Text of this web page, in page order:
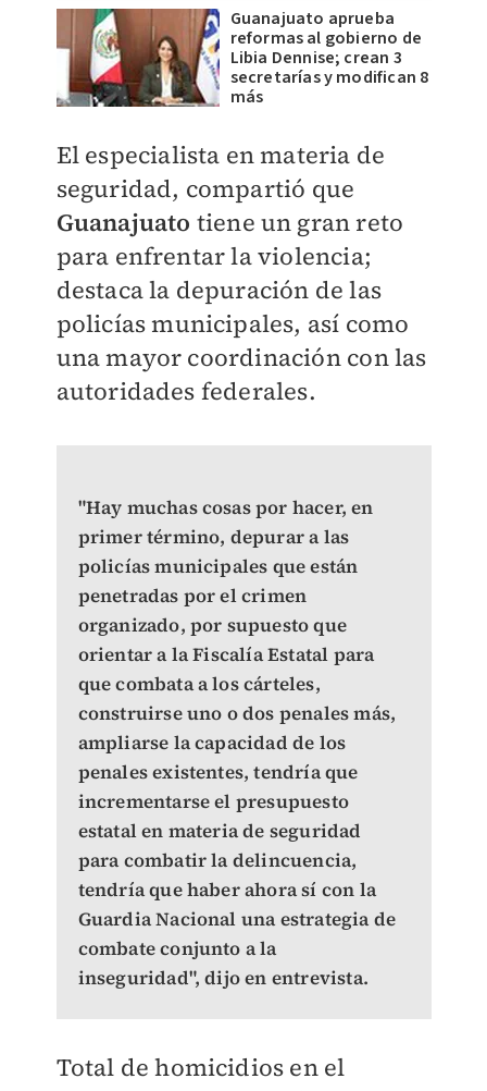
Guanajuato aprueba
reformas al gobierno de
Libia Dennise; crean 3
secretarías y modifican 8
más
El especialista en materia de
seguridad, compartió que
Guanajuato tiene un gran reto
para enfrentar la violencia;
destaca la depuración de las
policías municipales, así como
una mayor coordinación con las
autoridades federales.
"Hay muchas cosas por hacer, en
primer término, depurar a las
policías municipales que están
penetradas por el crimen
organizado, por supuesto que
orientar a la Fiscalía Estatal para
que combata a los cárteles,
construirse uno o dos penales más,
ampliarse la capacidad de los
penales existentes, tendría que
incrementarse el presupuesto
estatal en materia de seguridad
para combatir la delincuencia,
tendría que haber ahora sí con la
Guardia Nacional una estrategia de
combate conjunto a la
inseguridad", dijo en entrevista.
Total de homicidios en el